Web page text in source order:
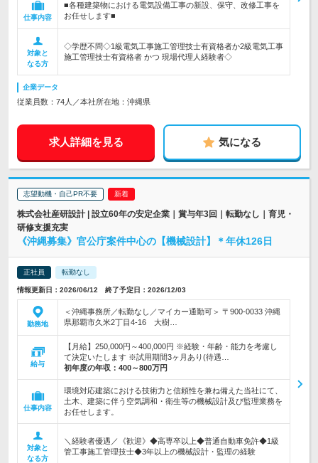
仕事内容
■各種建築物における電気設備工事の新設、保守、改修工事を
お任せします■
対象と
なる方
◇学歴不問◇1級電気工事施工管理技士有資格者か2級電気工事
施工管理技士有資格者 かつ 現場代理人経験者◇
企業データ
従業員数：74人／本社所在地：沖縄県
求人詳細を見る 気になる
志望動機・自己PR不要
株式会社産研設計 | 設立60年の安定企業｜賞与年3回｜転勤なし｜育児・
研修支援充実
《沖縄募集》官公庁案件中心の【機械設計】＊年休126日
正社員 転勤なし
情報更新日：2026/06/12 終了予定日：2026/12/03
勤務地
＜沖縄事務所／転勤なし／マイカー通勤可＞ 〒900-0033 沖縄
県那覇市久米2丁目4-16 大樹…
給与
【月給】250,000円～400,000円 ※経験・年齢・能力を考慮し
て決定いたします ※試用期間3ヶ月あり(待遇…
初年度の年収： 400～800万円
仕事内容
環境対応建築における技術力と信頼性を兼ね備えた当社にて、
土木、建築に伴う空気調和・衛生等の機械設計及び監理業務を
お任せします。
対象と
なる方
＼経験者優遇／《歓迎》◆高専卒以上◆普通自動車免許◆1級
管工事施工管理技士◆3年以上の機械設計・監理の経験